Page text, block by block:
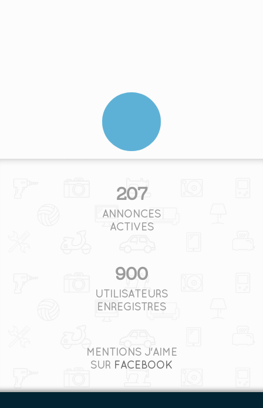
207
ANNONCES
ACTIVES
900
UTILISATEURS
ENREGISTRÉS
MENTIONS J'AIME
SUR FACEBOOK